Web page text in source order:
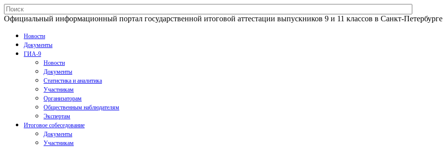
Официальный информационный портал государственной итоговой аттестации выпускников 9 и 11 классов в Санкт-Петербурге
Новости
Документы
ГИА-9
Новости
Документы
Статистика и аналитика
Участникам
Организаторам
Общественным наблюдателям
Экспертам
Итоговое собеседование
Документы
Участникам